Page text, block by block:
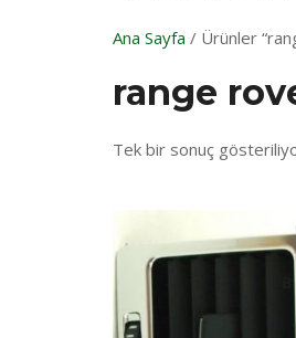
Ana Sayfa / Ürünler
range
Tek bir sonuç